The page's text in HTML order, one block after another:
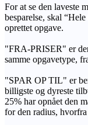
For at se den laveste
besparelse, skal
oprettet opgave.
"FRA-PRISER" er
samme opgavetype,
"SPAR OP TIL" er
billigste og dyreste
25% har opnået den
for den radius,